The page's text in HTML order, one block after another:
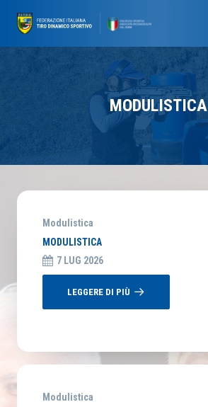
RICERCA
MODULISTICA
Modulistica
MODULISTICA
7 LUG 2026
LEGGERE DI PIÙ
Modulistica